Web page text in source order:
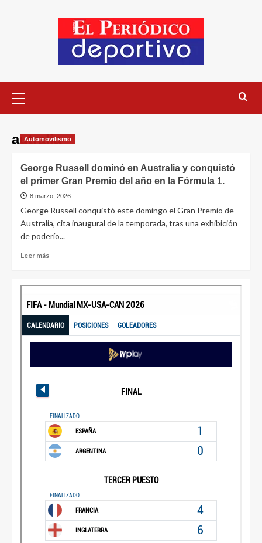
autralia
Automovilismo
George Russell dominó en Australia y conquistó
el primer Gran Premio del año en la Fórmula 1.
8 marzo, 2026
George Russell conquistó este domingo el Gran Premio de
Australia, cita inaugural de la temporada, tras una exhibición
de poderío...
Leer más